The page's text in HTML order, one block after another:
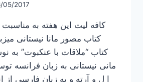
05/2017
کافه لیت این هفته به مناسبت
کتاب مصور مانا نیستانی
کتاب “ملاقات با عنکبوت” به
مانی نیستانی به زبان فرانسه
ا ل و آرته و به زبان فارسی از